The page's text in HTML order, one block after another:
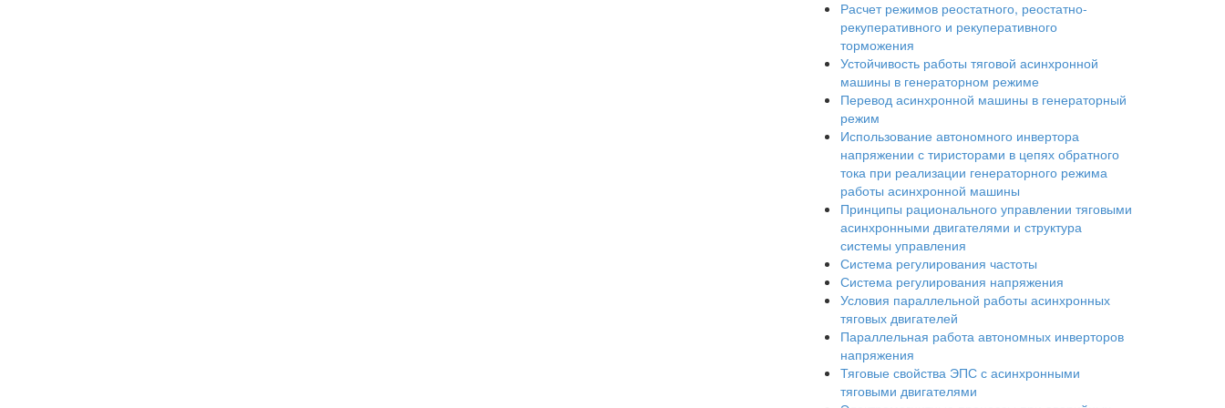
Расчет режимов реостатного, реостатно-
рекуперативного и рекуперативного
торможения
Устойчивость работы тяговой асинхронной
машины в генераторном режиме
Перевод асинхронной машины в генераторный
режим
Использование автономного инвертора
напряжении с тиристорами в цепях обратного
тока при реализации генераторного режима
работы асинхронной машины
Принципы рационального управлении тяговыми
асинхронными двигателями и структура
системы управления
Система регулирования частоты
Система регулирования напряжения
Условия параллельной работы асинхронных
тяговых двигателей
Параллельная работа автономных инверторов
напряжения
Тяговые свойства ЭПС с асинхронными
тяговыми двигателями